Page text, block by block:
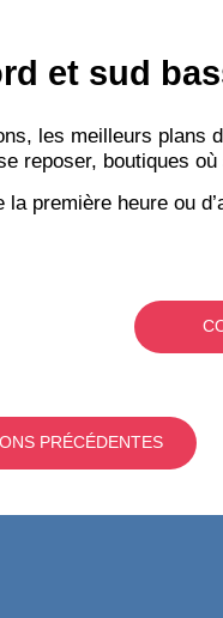
et sud
les meilleurs plans
reposer, boutiques
première heure ou
PRÉCÉDENTES